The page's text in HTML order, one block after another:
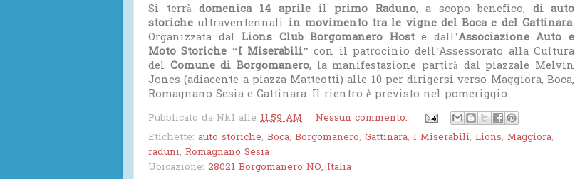
Si terrà domenica 14 aprile il primo Raduno, a scopo benefico, di auto
storicheultraventennali in movimento tra le vigne del Boca e del Gattinara.
Organizzata dal Lions Club Borgomanero Hoste dall’Associazione Auto e
Moto Storiche “I Miserabili”con il patrocinio dell’Assessorato alla Cultura
del Comune di Borgomanero, la manifestazione partirà dal piazzale Melvin
Jones (adiacente a piazza Matteotti) alle 10 per dirigersi verso Maggiora, Boca,
Romagnano Sesia e Gattinara. Il rientro è previsto nel pomeriggio.
Pubblicato da Nk1 alle 11:59 AM
Nessun commento:
Etichette: auto storiche, Boca, Borgomanero, Gattinara, I Miserabili, Lions, Maggiora,
raduni, Romagnano Sesia
Ubicazione: 28021 Borgomanero NO, Italia